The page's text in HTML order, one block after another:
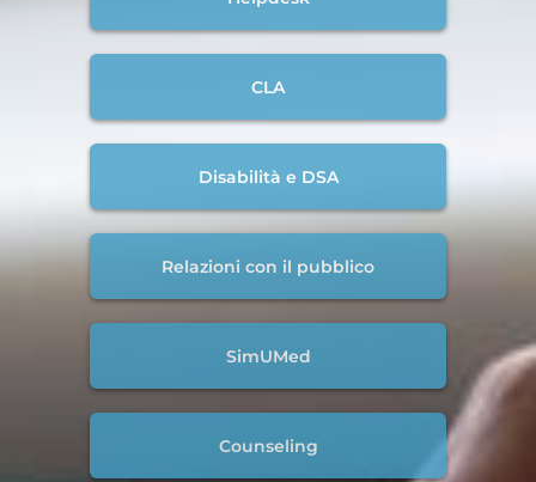
CLA
Disabilità e DSA
Relazioni con il pubblico
SimUMed
Counseling